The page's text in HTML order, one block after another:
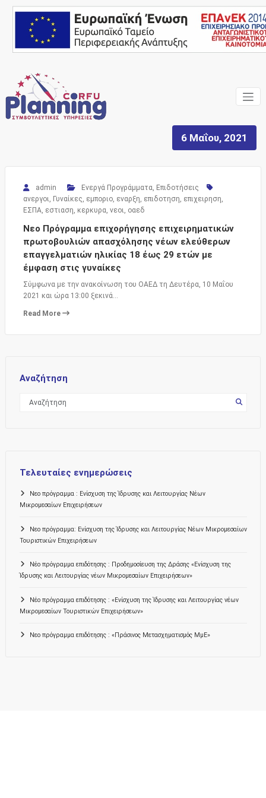
content
Planning
Consulting
Services
Ένας Σύμβουλος, δίπλα
Σύμβουλοι Επιχειρήσεων,
Επιδοτήσεις
6 Μαΐου, 2021
admin Ενεργά Προγράμματα Επιδοτήσεις
ανεργοι
Γυναίκες εμποριο εναρξη επιδοτηση επιχειρηση
ΕΣΠΑ εστιαση κερκυρα νεοι οαεδ
Νεο Πρόγραμμα επιχορήγησης επιχειρηματικών
πρωτοβουλιών απασχόλησης νέων ελεύθερων
επαγγελματιών ηλικίας 18 έως 29 ετών με
έμφαση στις γυναίκες
Σύμφωνα με την ανακοίνωση του ΟΑΕΔ τη Δευτέρα, 10 Μαΐου
2021 και ώρα 13:00 ξεκινά…
Read More
Αναζήτηση
Τελευταίες ενημερώσεις
Νεο πρόγραμμα : Ενίσχυση της Ίδρυσης και Λειτουργίας Νέων
Μικρομεσαίων Επιχειρήσεων
Νεο πρόγραμμα: Ενίσχυση της Ίδρυσης και Λειτουργίας Νέων Μικρομεσαίων
Τουριστικών Επιχειρήσεων
Νέο πρόγραμμα επιδότησης : Προδημοσίευση της Δράσης «Ενίσχυση της
Ίδρυσης και Λειτουργίας νέων Μικρομεσαίων Επιχειρήσεων»
Νέο πρόγραμμα επιδότησης : «Ενίσχυση της Ίδρυσης και Λειτουργίας νέων
Μικρομεσαίων Τουριστικών Επιχειρήσεων»
Νεο πρόγραμμα επιδότησης : «Πράσινος Μετασχηματισμός ΜμΕ»